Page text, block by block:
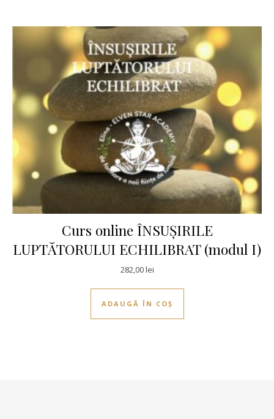
Curs online ÎNSUȘIRILE
LUPTĂTORULUI ECHILIBRAT (modul I)
282,00lei
ADAUGĂ ÎN COȘ